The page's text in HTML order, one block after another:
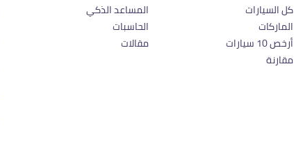
كل السيارات
الماركات
أرخص 10 سيارات
مقارنة
المساعد الذكي
الحاسبات
مقالات